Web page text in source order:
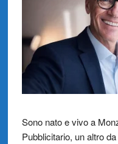
Sono nato e vivo a
Pubblicitario, un altro